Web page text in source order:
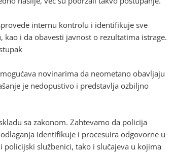
internu kontrolu i identifikuje sve
i da obavesti javnost o rezultatima istrage.
novinarima da neometano obavljaju
je nedopustivo i predstavlja ozbiljno
sa zakonom. Zahtevamo da policija
identifikuje i procesuira odgovorne u
službenici, tako i slučajeva u kojima